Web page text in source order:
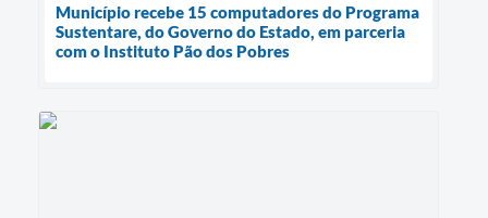
Município recebe 15 computadores do Programa
Sustentare, do Governo do Estado, em parceria
com o Instituto Pão dos Pobres